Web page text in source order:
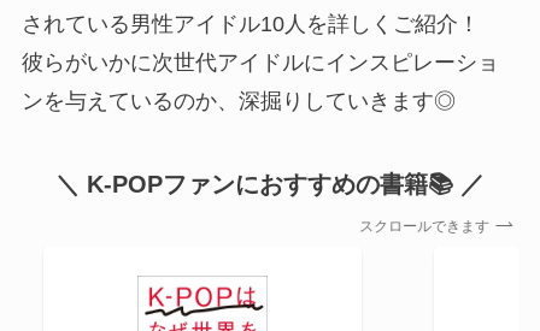
されている男性アイドル10人を詳しくご紹介！
彼らがいかに次世代アイドルにインスピレーショ
ンを与えているのか、深掘りしていきます◎
＼ K-POPファンにおすすめの書籍📚 ／
スクロールできます